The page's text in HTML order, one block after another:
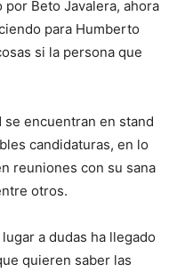
Beto Javalera, ahora
para Humberto
si la persona que
se encuentran en stand
candidaturas, en lo
reuniones con su sana
otros.
a dudas ha llegado
quieren saber las